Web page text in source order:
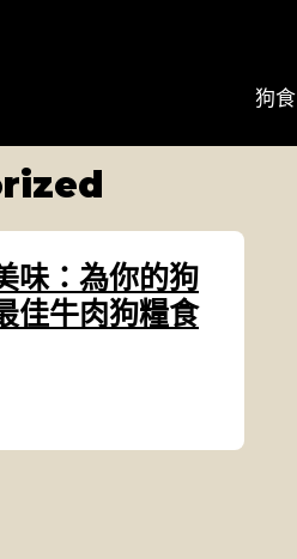
狗食
味：為你的狗
佳牛肉狗糧食